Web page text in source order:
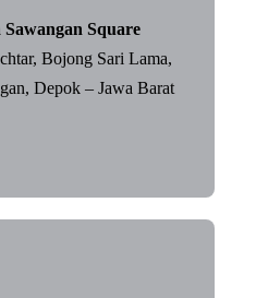
Square
Bojong Sari Lama,
Depok – Jawa Barat